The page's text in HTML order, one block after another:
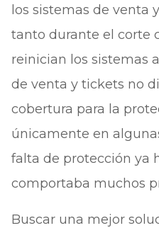
los sistemas de venta
tanto durante el corte
reinician los sistemas
de venta y tickets no
cobertura para la
únicamente en
falta de protección ya
comportaba muchos
Buscar una mejor